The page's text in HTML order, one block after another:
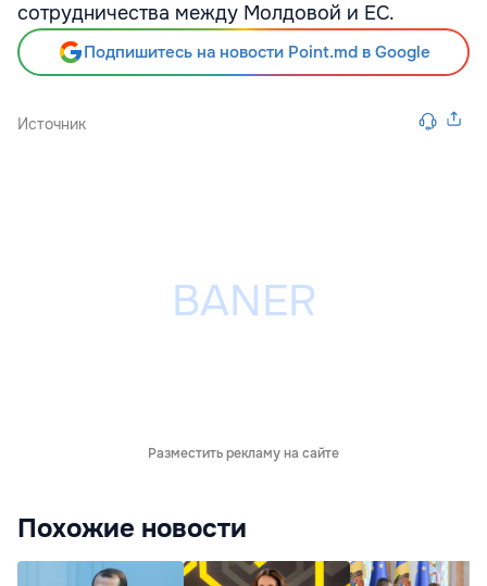
сотрудничества между Молдовой и ЕС.
Подпишитесь на новости Point.md в Google
Источник
Разместить рекламу на сайте
Похожие новости